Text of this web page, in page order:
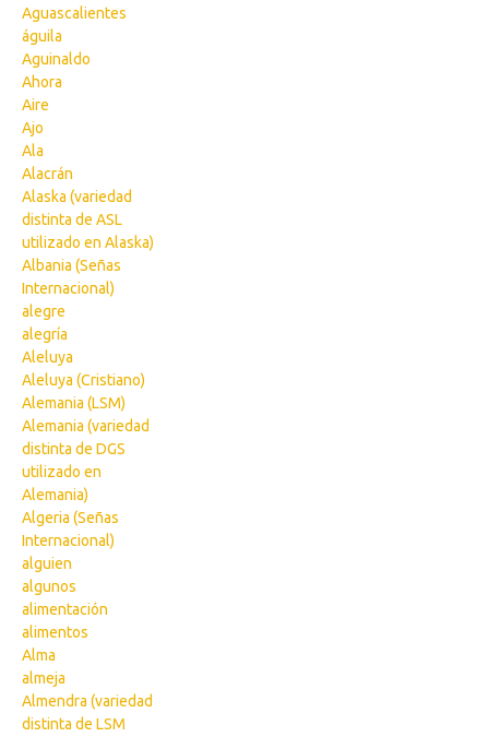
Aguascalientes
águila
Aguinaldo
Ahora
Aire
Ajo
Ala
Alacrán
Alaska (variedad
distinta de ASL
utilizado en Alaska)
Albania (Señas
Internacional)
alegre
alegría
Aleluya
Aleluya (Cristiano)
Alemania (LSM)
Alemania (variedad
distinta de DGS
utilizado en
Alemania)
Algeria (Señas
Internacional)
alguien
algunos
alimentación
alimentos
Alma
almeja
Almendra (variedad
distinta de LSM